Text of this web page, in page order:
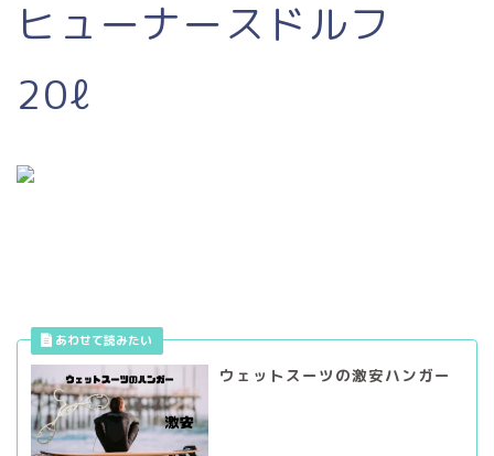
ヒューナースドルフ
20ℓ
ウェットスーツの激安ハンガー